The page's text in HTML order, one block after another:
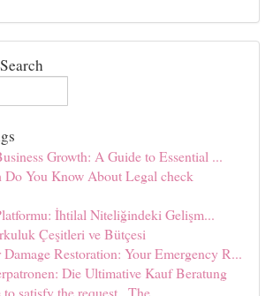
Growth: A Guide to Essential ...
You Know About Legal check
İhtilal Niteliğindeki Gelişm...
Çeşitleri ve Bütçesi
Restoration: Your Emergency R...
Die Ultimative Kauf Beratung
satisfy the request . The...